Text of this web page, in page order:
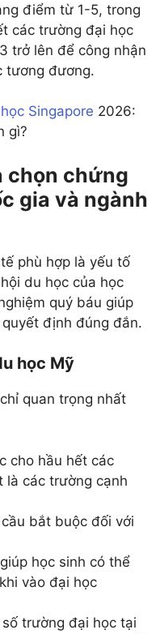
điểm từ 1-5, trong
các trường đại học
trở lên để công nhận
tương đương.
Singapore 2026:
gì?
chọn chứng
gia và ngành
phù hợp là yếu tố
du học của học
quý báu giúp
định đúng đắn.
học Mỹ
quan trọng nhất
cho hầu hết các
là các trường cạnh
cầu bắt buộc đối với
học sinh có thể
vào đại học
trường đại học tại